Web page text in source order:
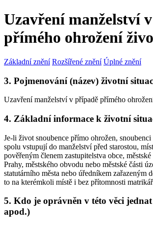
Uzavření manželství
přímého ohrožení
Základní znění Rozšířené znění Úplné znění
3. Pojmenování (název) životní
Uzavření manželství v případě přímého
4. Základní informace k životní
Je-li život snoubence přímo ohrožen,
spolu vstupují do manželství před starostou,
pověřeným členem zastupitelstva obce,
Prahy, městského obvodu nebo městské části
statutárního města nebo úředníkem zařazeným
to na kterémkoli místě i bez přítomnosti
5. Kdo je oprávněn v této věci
apod.)